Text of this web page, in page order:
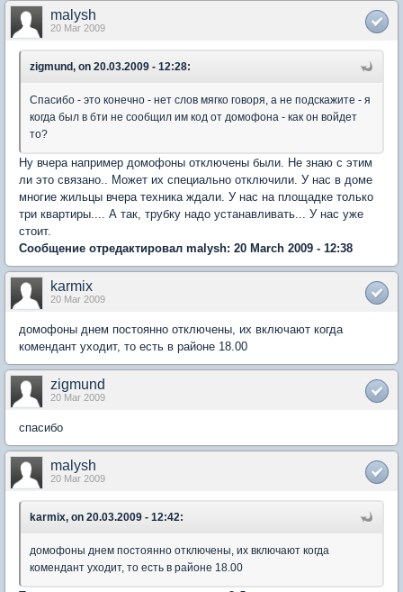
malysh
20 Mar 2009
zigmund, on 20.03.2009 - 12:28:
Спасибо - это конечно - нет слов мягко говоря, а не подскажите - я
когда был в бти не сообщил им код от домофона - как он войдет
то?
Ну вчера например домофоны отключены были. Не знаю с этим
ли это связано.. Может их специально отключили. У нас в доме
многие жильцы вчера техника ждали. У нас на площадке только
три квартиры.... А так, трубку надо устанавливать... У нас уже
стоит.
Сообщение отредактировал malysh: 20 March 2009 - 12:38
karmix
20 Mar 2009
домофоны днем постоянно отключены, их включают когда
комендант уходит, то есть в районе 18.00
zigmund
20 Mar 2009
спасибо
malysh
20 Mar 2009
karmix, on 20.03.2009 - 12:42:
домофоны днем постоянно отключены, их включают когда
комендант уходит, то есть в районе 18.00